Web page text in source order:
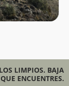
LIMPIOS. BAJA
ENCUENTRES.